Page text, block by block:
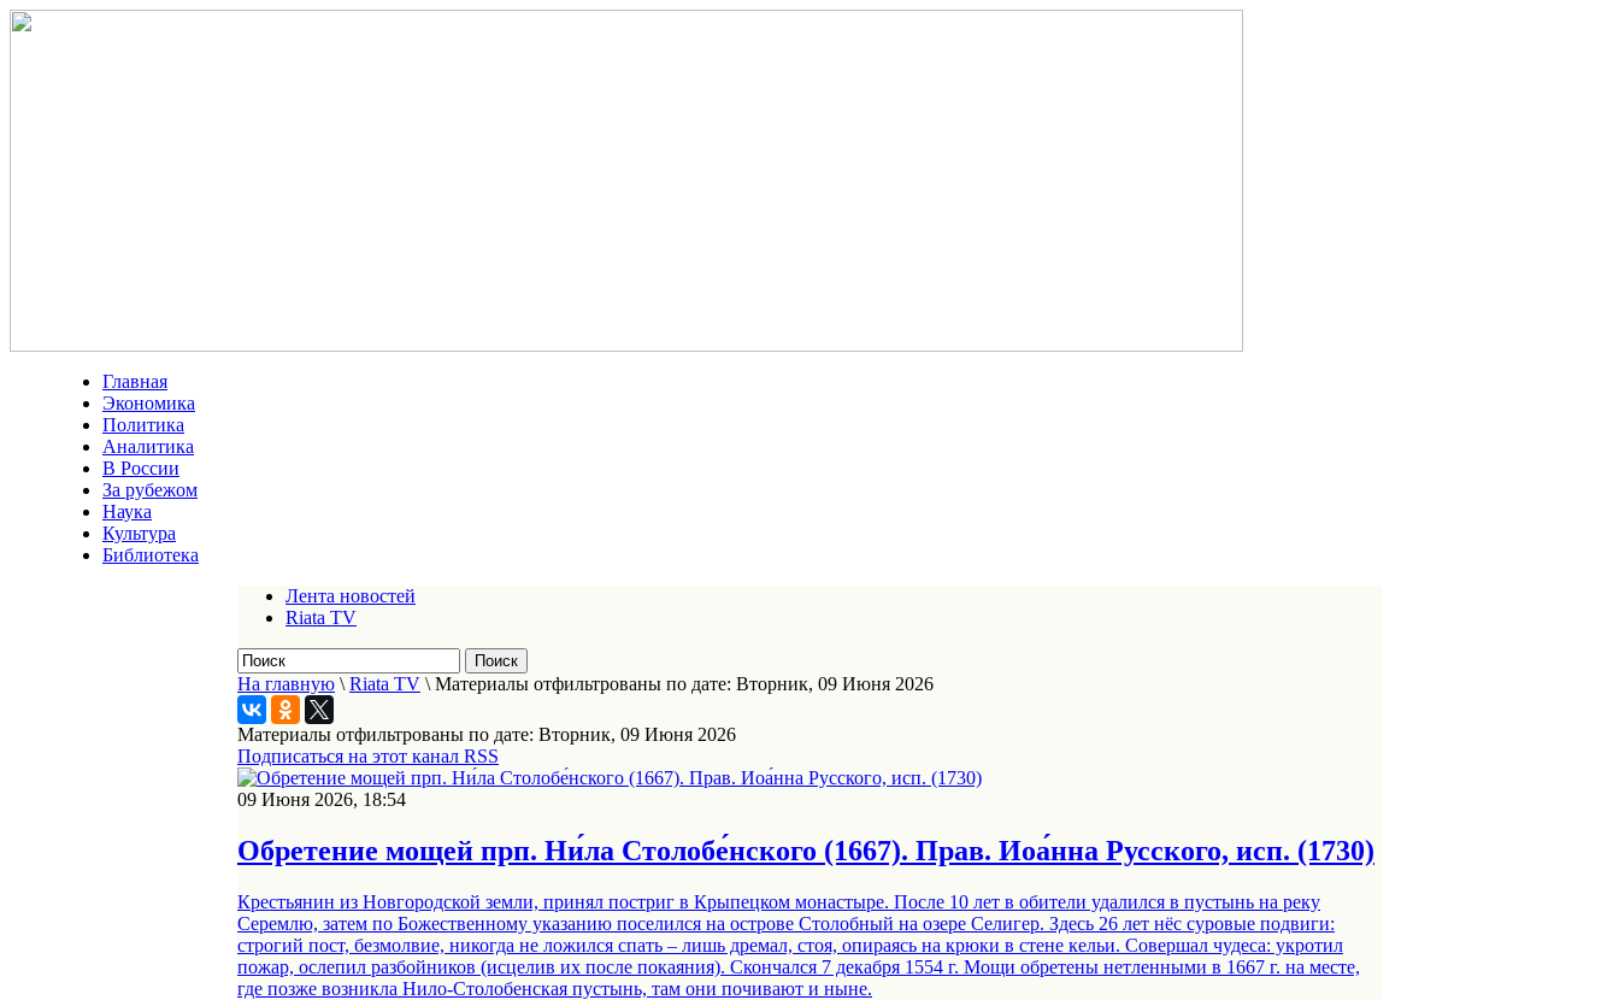
Главная
Экономика
Политика
Аналитика
В России
За рубежом
Наука
Культура
Библиотека
Лента новостей
Riata TV
На главную \ Riata TV \ Материалы отфильтрованы по дате: Вторник, 09 Июня 2026
Материалы отфильтрованы по дате: Вторник, 09 Июня 2026
Подписаться на этот канал RSS
09 Июня 2026, 18:54
Обретение мощей прп. Ни́ла Столобе́нского (1667). Прав. Иоа́нна Русского, исп. (1730)
Крестьянин из Новгородской земли, принял постриг в Крыпецком монастыре. После 10 лет в обители удалился в пустынь на реку
Серемлю, затем по Божественному указанию поселился на острове Столобный на озере Селигер. Здесь 26 лет нёс суровые подвиги:
строгий пост, безмолвие, никогда не ложился спать – лишь дремал, стоя, опираясь на крюки в стене кельи. Совершал чудеса: укротил
пожар, ослепил разбойников (исцелив их после покаяния). Скончался 7 декабря 1554 г. Мощи обретены нетленными в 1667 г. на месте,
где позже возникла Нило-Столобенская пустынь, там они почивают и ныне.